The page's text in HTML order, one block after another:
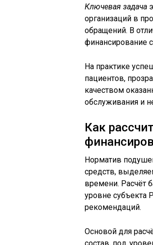
Ключевая задача
организаций в
обращений. В
финансирование
На практике
пациентов,
качеством
обслуживания и
Как
Норматив
средств,
времени. Расчёт
уровне субъекта
рекомендаций.
Основой для
состав, пол,